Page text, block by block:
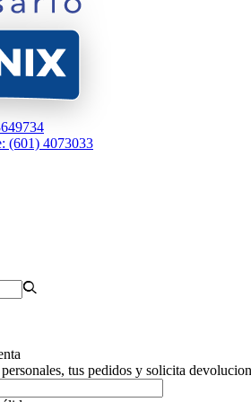
(601) 4073033
tus pedidos y solicita